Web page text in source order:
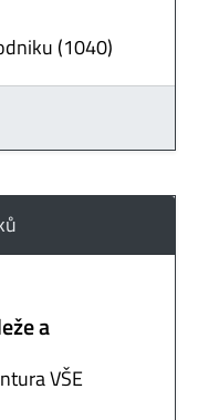
(1040)
a
VŠE